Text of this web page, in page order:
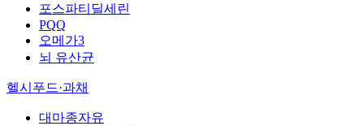
포스파티딜세린
PQQ
오메가3
뇌 유산균
헬시푸드·과채
대마종자유